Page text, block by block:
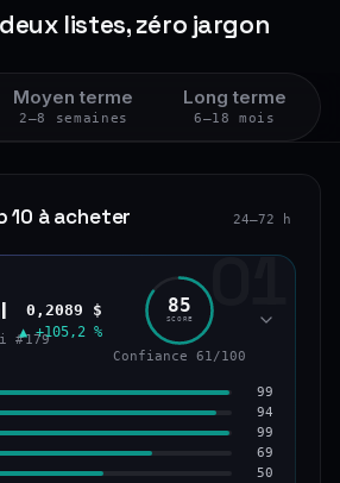
listes, zéro jargon
Moyen terme
2–8 semaines
Long terme
6–18 mois
10 à acheter 24–72 h
01
#179
0,2089 $
▲ +105,2 %
85
SCORE
Confiance 61/100
99
94
99
69
50